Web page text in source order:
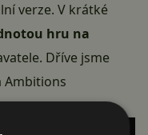
verze. V krátké
hru na
Dříve jsme
Ambitions